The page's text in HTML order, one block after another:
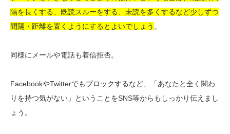
隔を長くする、既読スルーをする、未読を多くするなど少しずつ
間隔・距離を置くようにするとよいでしょう 。
同様にメールや電話も着信拒否。
FacebookやTwitterでもブロックするなど、「あなたと全く関わ
りを持つ気がない」ということをSNS等からもしっかり伝えまし
ょう。